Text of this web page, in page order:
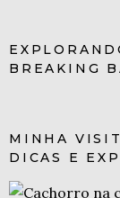
BREAKING
MINHA
DICAS E